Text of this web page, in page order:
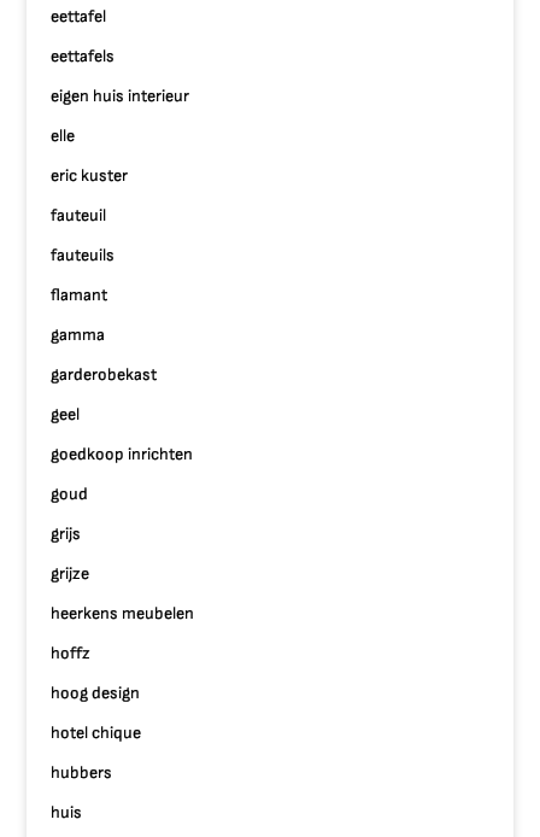
eettafel
eettafels
eigen huis interieur
elle
eric kuster
fauteuil
fauteuils
flamant
gamma
garderobekast
geel
goedkoop inrichten
goud
grijs
grijze
heerkens meubelen
hoffz
hoog design
hotel chique
hubbers
huis